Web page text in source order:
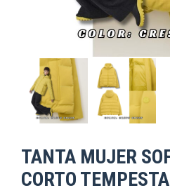
TANTA MUJER
CORTO TEMPESTA